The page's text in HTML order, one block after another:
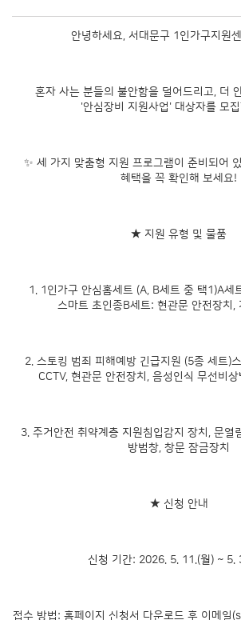
안녕하세요, 서대문구 1인가구지원
혼자 사는 분들의 불안함을 덜어드리고, 더
'안심장비 지원사업' 대상자를 모
✨ 세 가지 맞춤형 지원 프로그램이 준비되어
혜택을 꼭 확인해 보세요!
★ 지원 유형 및 물품
1. 1인가구 안심홈세트 (A, B세트 중 택1)A세
스마트 초인종B세트: 현관문 안전장치,
2. 스토킹 범죄 피해예방 긴급지원 (5종 세트)
CCTV, 현관문 안전장치, 음성인식 무선비
3. 주거안전 취약계층 지원침입감지 장치, 문열
방범창, 창문 잠금장치
★ 신청 안내
신청 기간: 2026. 5. 11.(월) ~ 5.
접수 방법: 홈페이지 신청서 다운로드 후 이메일(